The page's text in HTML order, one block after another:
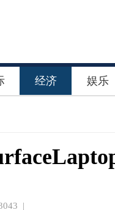
经济 娱乐
|